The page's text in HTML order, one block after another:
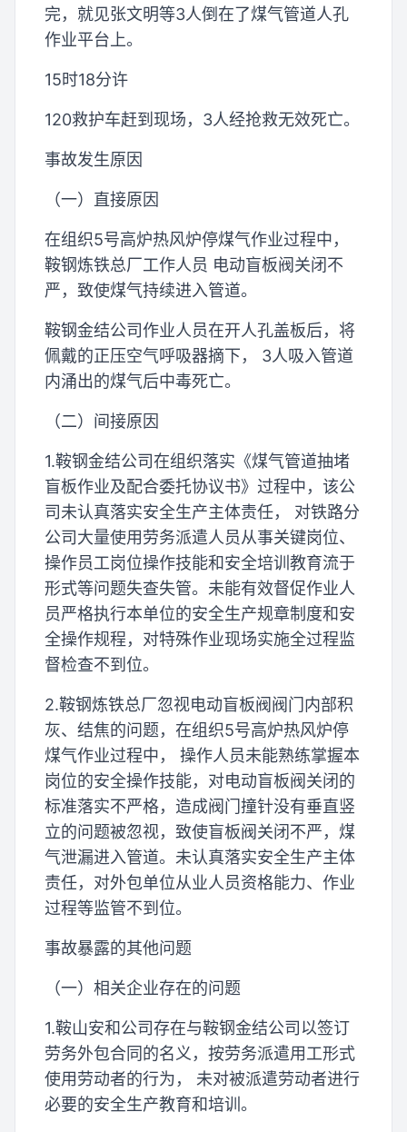
完，就见张文明等3人倒在了煤气管道人孔
作业平台上。
15时18分许
120救护车赶到现场，3人经抢救无效死亡。
事故发生原因
（一）直接原因
在组织5号高炉热风炉停煤气作业过程中，
鞍钢炼铁总厂工作人员 电动盲板阀关闭不
严，致使煤气持续进入管道。
鞍钢金结公司作业人员在开人孔盖板后，将
佩戴的正压空气呼吸器摘下， 3人吸入管道
内涌出的煤气后中毒死亡。
（二）间接原因
1.鞍钢金结公司在组织落实《煤气管道抽堵
盲板作业及配合委托协议书》过程中，该公
司未认真落实安全生产主体责任， 对铁路分
公司大量使用劳务派遣人员从事关键岗位、
操作员工岗位操作技能和安全培训教育流于
形式等问题失查失管。未能有效督促作业人
员严格执行本单位的安全生产规章制度和安
全操作规程，对特殊作业现场实施全过程监
督检查不到位。
2.鞍钢炼铁总厂忽视电动盲板阀阀门内部积
灰、结焦的问题，在组织5号高炉热风炉停
煤气作业过程中， 操作人员未能熟练掌握本
岗位的安全操作技能，对电动盲板阀关闭的
标准落实不严格，造成阀门撞针没有垂直竖
立的问题被忽视，致使盲板阀关闭不严，煤
气泄漏进入管道。未认真落实安全生产主体
责任，对外包单位从业人员资格能力、作业
过程等监管不到位。
事故暴露的其他问题
（一）相关企业存在的问题
1.鞍山安和公司存在与鞍钢金结公司以签订
劳务外包合同的名义，按劳务派遣用工形式
使用劳动者的行为， 未对被派遣劳动者进行
必要的安全生产教育和培训。